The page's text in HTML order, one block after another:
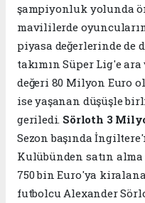
şampiyonluk yolunda
mavililerde
piyasa değerlerinde de
takımın Süper Lig'e
değeri 80 Milyon Euro
ise yaşanan düşüşle
geriledi. Sörloth 3
Sezon başında
Kulübünden satın
750 bin Euro'ya
futbolcu Alexander